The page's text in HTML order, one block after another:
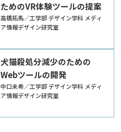
ためのVR体験ツールの提案
高橋拓馬／工学部 デザイン学科 メディ
ア情報デザイン研究室
犬猫殺処分減少のための
Webツールの開発
中口未希／工学部 デザイン学科 メディ
ア情報デザイン研究室